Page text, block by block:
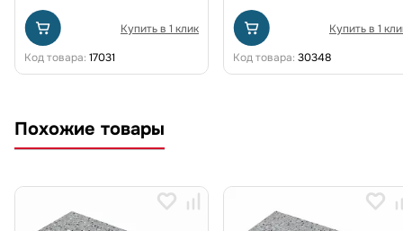
Купить в 1 клик
Код товара: 17031
Купить в 1
Код товара: 30348
Похожие товары